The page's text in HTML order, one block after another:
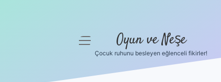
menüyü
Oyun ve Neşe
Çocuk ruhunu besleyen eğlenceli fikirler!